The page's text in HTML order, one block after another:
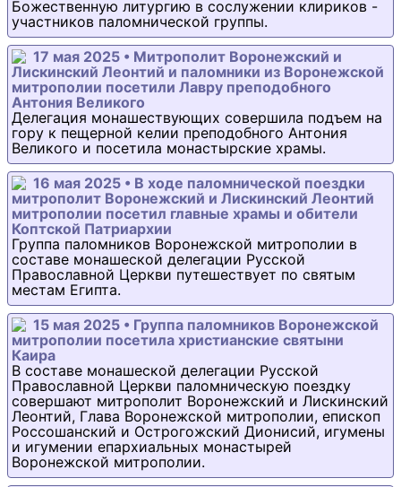
Божественную литургию в сослужении клириков -
участников паломнической группы.
17 мая 2025 • Митрополит Воронежский и
Лискинский Леонтий и паломники из Воронежской
митрополии посетили Лавру преподобного
Антония Великого
Делегация монашествующих совершила подъем на
гору к пещерной келии преподобного Антония
Великого и посетила монастырские храмы.
16 мая 2025 • В ходе паломнической поездки
митрополит Воронежский и Лискинский Леонтий
митрополии посетил главные храмы и обители
Коптской Патриархии
Группа паломников Воронежской митрополии в
составе монашеской делегации Русской
Православной Церкви путешествует по святым
местам Египта.
15 мая 2025 • Группа паломников Воронежской
митрополии посетила христианские святыни
Каира
В составе монашеской делегации Русской
Православной Церкви паломническую поездку
совершают митрополит Воронежский и Лискинский
Леонтий, Глава Воронежской митрополии, епископ
Россошанский и Острогожский Дионисий, игумены
и игумении епархиальных монастырей
Воронежской митрополии.